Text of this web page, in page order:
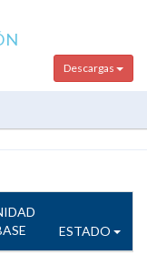
Descargas
ESTADO